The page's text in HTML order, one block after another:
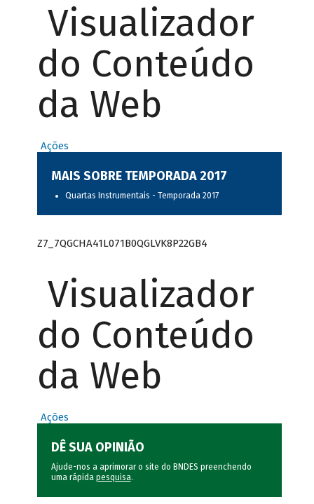
Visualizador
do Conteúdo
da Web
Ações
MAIS SOBRE TEMPORADA 2017
Quartas Instrumentais - Temporada 2017
Z7_7QGCHA41L071B0QGLVK8P22GB4
Visualizador
do Conteúdo
da Web
Ações
DÊ SUA OPINIÃO
Ajude-nos a aprimorar o site do BNDES preenchendo
uma rápida pesquisa.